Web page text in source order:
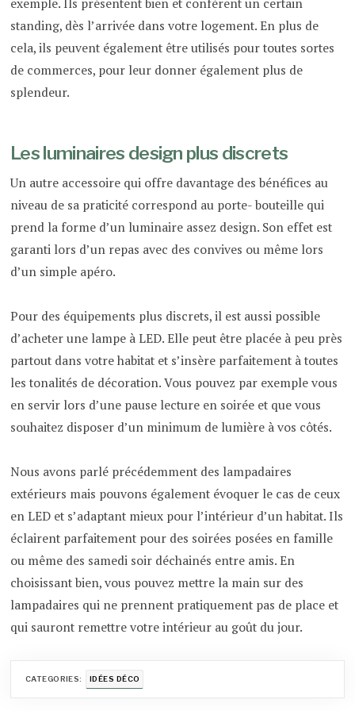
standing, dès l’arrivée dans votre logement. En plus de
cela, ils peuvent également être utilisés pour toutes sortes
de commerces, pour leur donner également plus de
splendeur.
Les luminaires design plus discrets
Un autre accessoire qui offre davantage des bénéfices au
niveau de sa praticité correspond au porte- bouteille qui
prend la forme d’un luminaire assez design. Son effet est
garanti lors d’un repas avec des convives ou même lors
d’un simple apéro.
Pour des équipements plus discrets, il est aussi possible
d’acheter une lampe à LED. Elle peut être placée à peu près
partout dans votre habitat et s’insère parfaitement à toutes
les tonalités de décoration. Vous pouvez par exemple vous
en servir lors d’une pause lecture en soirée et que vous
souhaitez disposer d’un minimum de lumière à vos côtés.
Nous avons parlé précédemment des lampadaires
extérieurs mais pouvons également évoquer le cas de ceux
en LED et s’adaptant mieux pour l’intérieur d’un habitat. Ils
éclairent parfaitement pour des soirées posées en famille
ou même des samedi soir déchainés entre amis. En
choisissant bien, vous pouvez mettre la main sur des
lampadaires qui ne prennent pratiquement pas de place et
qui sauront remettre votre intérieur au goût du jour.
CATEGORIES: IDÉES DÉCO